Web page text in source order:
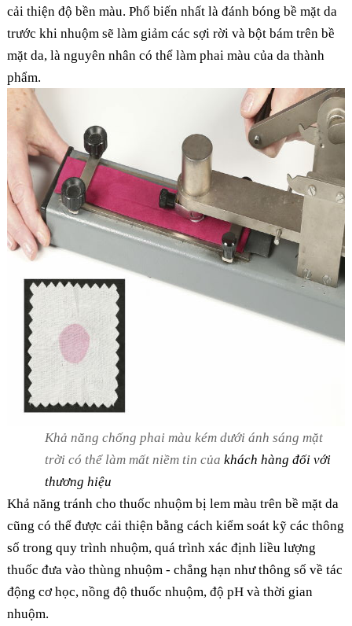
cải thiện độ bền màu. Phổ biến nhất là đánh bóng bề mặt da
trước khi nhuộm sẽ làm giảm các sợi rời và bột bám trên bề
mặt da, là nguyên nhân có thể làm phai màu của da thành
phẩm.
Khả năng chống phai màu kém dưới ánh sáng mặt
trời có thể làm mất niềm tin của khách hàng đối với
thương hiệu
Khả năng tránh cho thuốc nhuộm bị lem màu trên bề mặt da
cũng có thể được cải thiện bằng cách kiểm soát kỹ các thông
số trong quy trình nhuộm, quá trình xác định liều lượng
thuốc đưa vào thùng nhuộm - chẳng hạn như thông số về tác
động cơ học, nồng độ thuốc nhuộm, độ pH và thời gian
nhuộm.